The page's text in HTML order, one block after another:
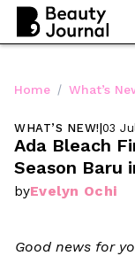
Home / What’s
WHAT’S NEW!|03
Ada Bleach
Season Baru
byEvelyn Ochi
Good news for